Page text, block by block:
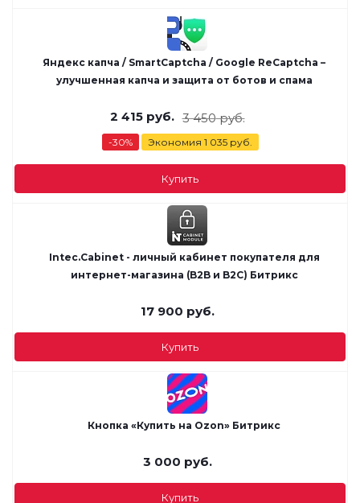
Яндекс капча / SmartCaptcha / Google ReCaptcha –
улучшенная капча и защита от ботов и спама
2 415руб. 3 450руб.
-30% Экономия 1 035руб.
Купить
Intec.Cabinet - личный кабинет покупателя для
интернет-магазина (B2B и B2C) Битрикс
17 900 руб.
Купить
Кнопка «Купить на Ozon» Битрикс
3 000 руб.
Купить